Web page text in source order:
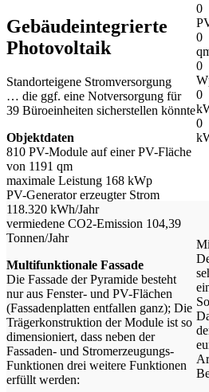
Gebäudeintegrierte
Photovoltaik
Standorteigene Stromversorgung
… die ggf. eine Notversorgung für
39 Büroeinheiten sicherstellen könnte
Objektdaten
810 PV-Module auf einer PV-Fläche
von 1191 qm
maximale Leistung 168 kWp
PV-Generator erzeugter Strom
118.320 kWh/Jahr
vermiedene CO2-Emission 104,39
Tonnen/Jahr
Multifunktionale Fassade
Die Fassade der Pyramide besteht
nur aus Fenster- und PV-Flächen
(Fassadenplatten entfallen ganz); Die
Trägerkonstruktion der Module ist so
dimensioniert, dass neben der
Fassaden- und Stromerzeugungs-
Funktionen drei weitere Funktionen
erfüllt werden:
0
0
0
0
0